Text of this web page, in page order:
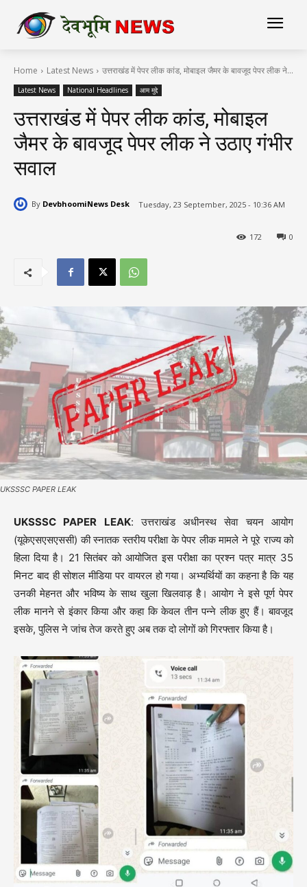
Home Latest News उत्तराखंड में पेपर लीक कांड, मोबाइल जैमर के बावजूद पेपर लीक ने...
Latest News National Headlines आम मुद्दे
उत्तराखंड में पेपर लीक कांड, मोबाइल
जैमर के बावजूद पेपर लीक ने उठाए गंभीर
सवाल
By DevbhoomiNews Desk Tuesday, 23 September, 2025 - 10:36 AM
0
172
UKSSSC PAPER LEAK
UKSSSC PAPER LEAK: उत्तराखंड अधीनस्थ सेवा चयन आयोग
(यूकेएसएसएससी) की स्नातक स्तरीय परीक्षा के पेपर लीक मामले ने पूरे राज्य को
हिला दिया है। 21 सितंबर को आयोजित इस परीक्षा का प्रश्न पत्र मात्र 35
मिनट बाद ही सोशल मीडिया पर वायरल हो गया। अभ्यर्थियों का कहना है कि यह
उनकी मेहनत और भविष्य के साथ खुला खिलवाड़ है। आयोग ने इसे पूर्ण पेपर
लीक मानने से इंकार किया और कहा कि केवल तीन पन्ने लीक हुए हैं। बावजूद
इसके, पुलिस ने जांच तेज करते हुए अब तक दो लोगों को गिरफ्तार किया है।